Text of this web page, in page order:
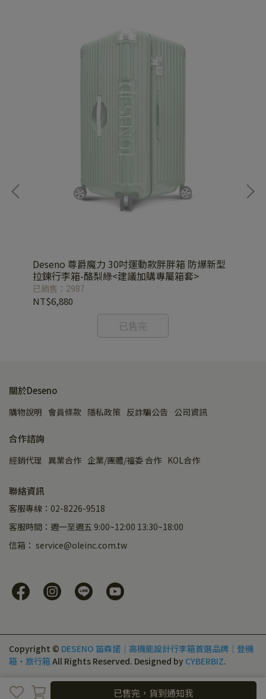
已售完，貨到通知我
Deseno 尊爵魔力 30吋運動款胖胖箱 防爆新型
拉鍊行李箱-酪梨綠<建議加購專屬箱套>
已銷售：2987
NT$6,880
已售完
關於Deseno
購物說明 會員條款 隱私政策 反詐騙公告 公司資訊
合作諮詢
經銷代理 異業合作 企業/團體/福委 合作 KOL合作
聯絡資訊
客服專線：02-8226-9518
客服時間：週一至週五 9:00~12:00 13:30~18:00
信箱： service@oleinc.com.tw
Copyright © DESENO 笛森諾｜高機能設計行李箱首選品牌｜登機
箱・旅行箱 All Rights Reserved. Designed by CYBERBIZ.